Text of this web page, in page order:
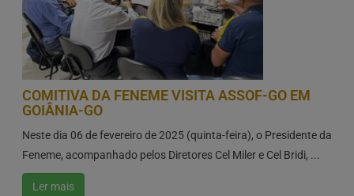
COMITIVA DA FENEME VISITA ASSOF-GO EM
GOIÂNIA-GO
Neste dia 06 de fevereiro de 2025 (quinta-feira), o Presidente da
Feneme, acompanhado pelos Diretores Cel Miler e Cel Bridi, ...
Ler mais